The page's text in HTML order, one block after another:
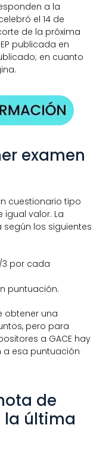
a la
el 14 de
de la próxima
publicada en
en cuanto
examen
cuestionario tipo
valor. La
los siguientes
3 por cada
puntuación.
obtener una
pero para
a GACE hay
a esa puntuación
de
la última